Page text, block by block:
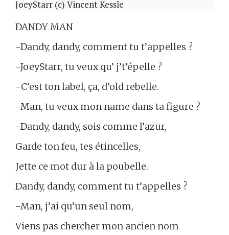
JoeyStarr (c) Vincent Kessle
DANDY MAN
-Dandy, dandy, comment tu t’appelles ?
-JoeyStarr, tu veux qu’ j’t’épelle ?
-C’est ton label, ça, d’old rebelle.
-Man, tu veux mon name dans ta figure ?
-Dandy, dandy, sois comme l’azur,
Garde ton feu, tes étincelles,
Jette ce mot dur à la poubelle.
Dandy, dandy, comment tu t’appelles ?
-Man, j’ai qu’un seul nom,
Viens pas chercher mon ancien nom